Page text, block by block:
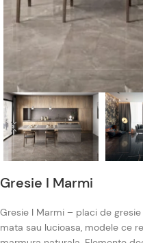
Gresie I Marmi
Gresie I Marmi – placi de
mata sau lucioasa, modele ce